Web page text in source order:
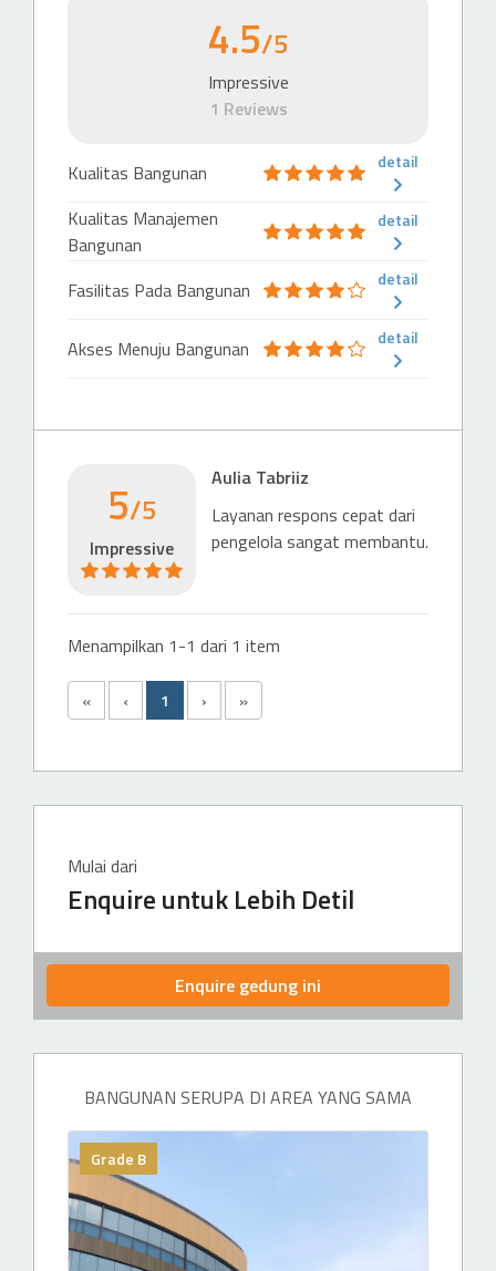
4.5/5
Impressive
1 Reviews
Kualitas Bangunan detail
Kualitas Manajemen
Bangunan
detail
Fasilitas Pada Bangunan detail
Akses Menuju Bangunan detail
5/5
Impressive
Aulia Tabriiz
Layanan respons cepat dari
pengelola sangat membantu.
Menampilkan 1-1 dari 1 item
« ‹ 1 › »
Mulai dari
Enquire untuk Lebih Detil
Enquire gedung ini
BANGUNAN SERUPA DI AREA YANG SAMA
Grade B